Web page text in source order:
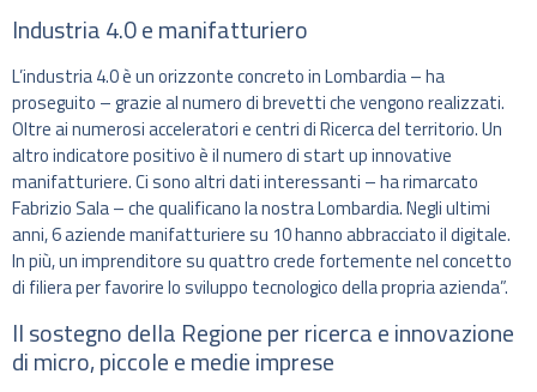
Industria 4.0 e manifatturiero
L’industria 4.0 è un orizzonte concreto in Lombardia – ha
proseguito – grazie al numero di brevetti che vengono realizzati.
Oltre ai numerosi acceleratori e centri di Ricerca del territorio. Un
altro indicatore positivo è il numero di start up innovative
manifatturiere. Ci sono altri dati interessanti – ha rimarcato
Fabrizio Sala – che qualificano la nostra Lombardia. Negli ultimi
anni, 6 aziende manifatturiere su 10 hanno abbracciato il digitale.
In più, un imprenditore su quattro crede fortemente nel concetto
di filiera per favorire lo sviluppo tecnologico della propria azienda”.
Il sostegno della Regione per ricerca e innovazione
di micro, piccole e medie imprese